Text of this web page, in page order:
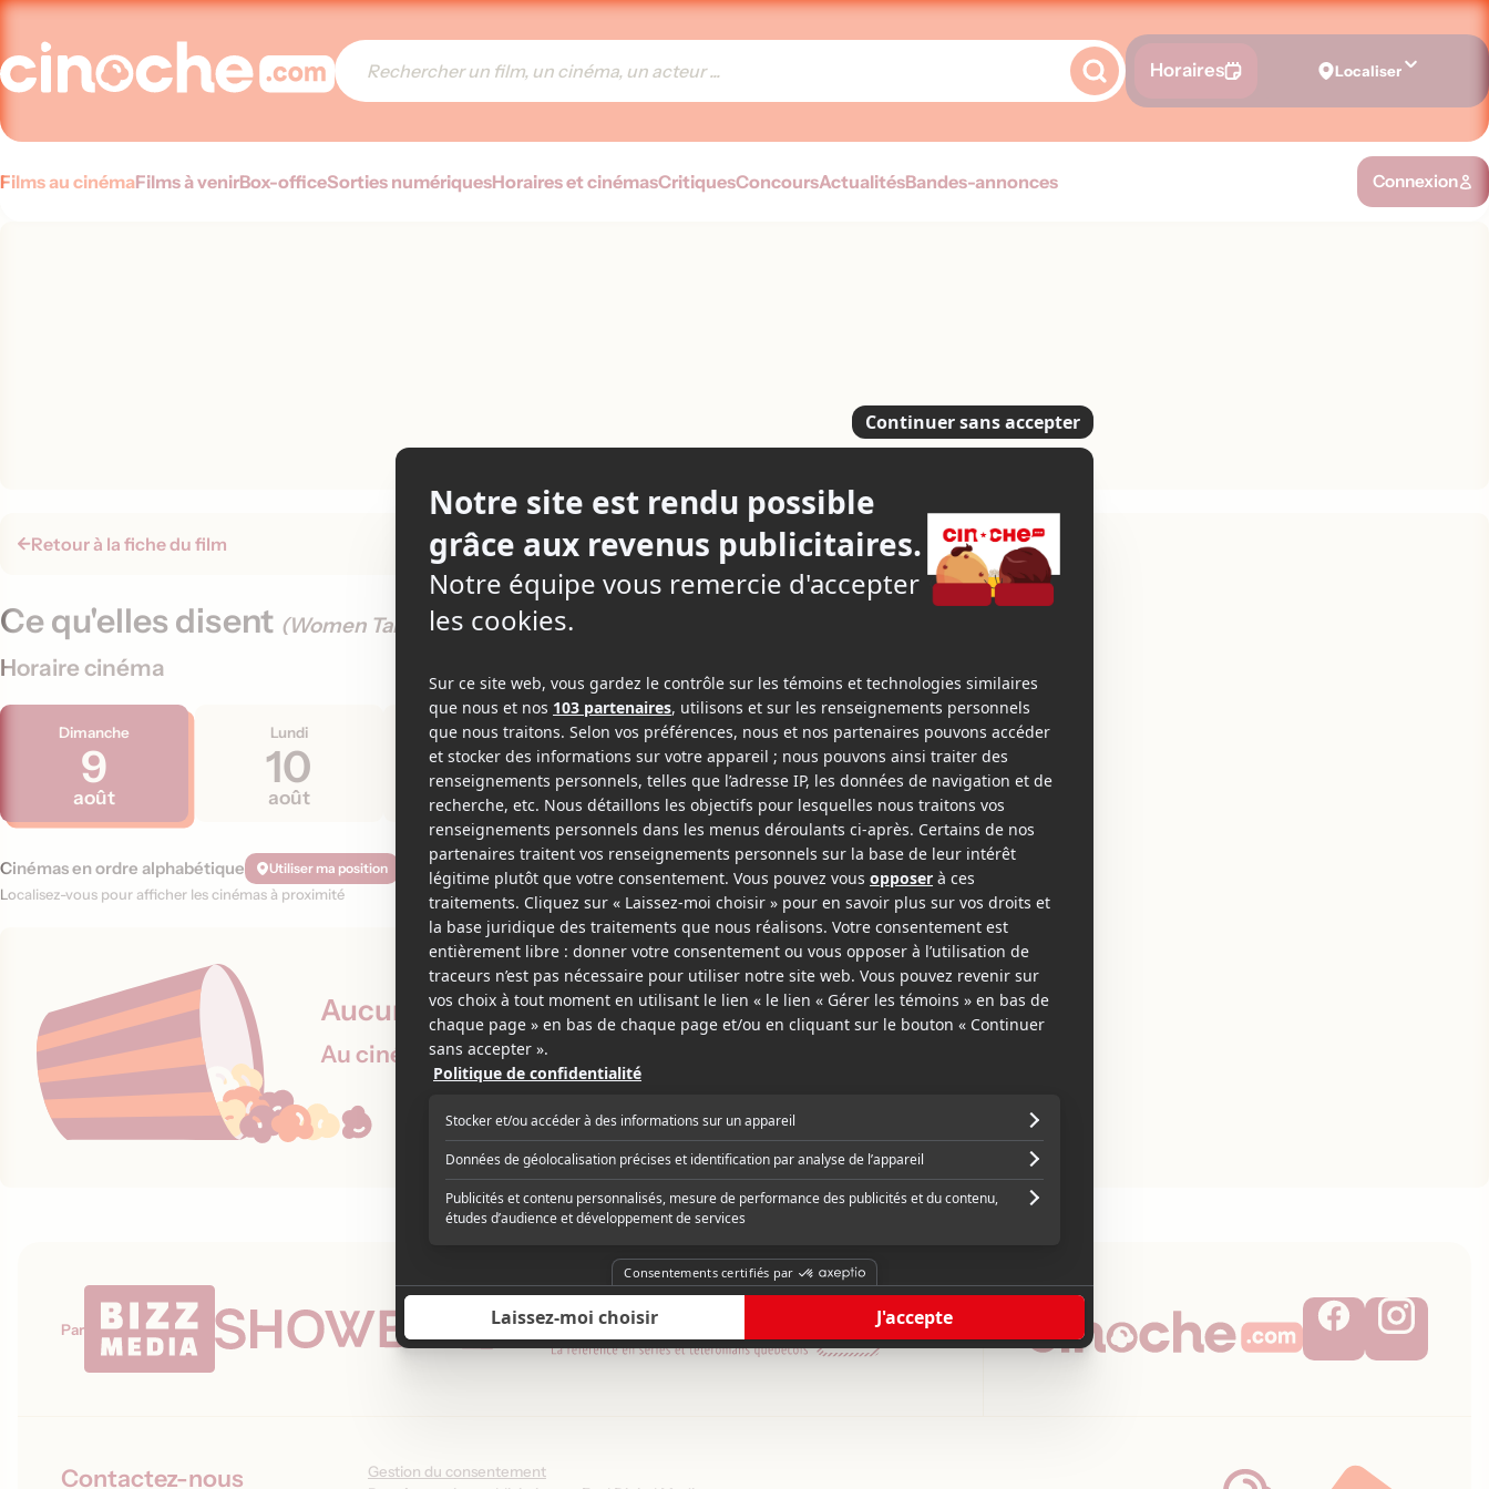
Horaires Localiser
Films au cinémaFilms à venirBox-officeSorties numériquesHoraires et cinémasCritiquesConcoursActualitésBandes-annonces Connexion
Retour à la fiche du film
Ce qu'elles disent (Women Talking)
Horaire cinéma
Dimanche
9
août
Lundi
10
août
Mardi
11
août
Mercredi
12
août
Jeudi
13
août
Cinémas en ordre alphabétique Utiliser ma position
Localisez-vous pour afficher les cinémas à proximité
Aucune projection prévue à cette date
Au cinéma le 20 janvier 2023
Par
Contactez-nous
Gestion du consentement